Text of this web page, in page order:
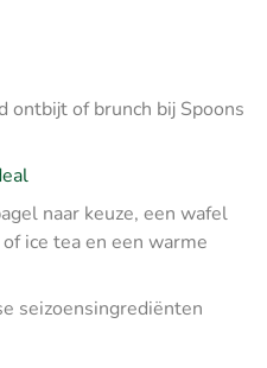
ontbijt of brunch bij Spoons
naar keuze, een wafel
ice tea en een warme
seizoensingrediënten